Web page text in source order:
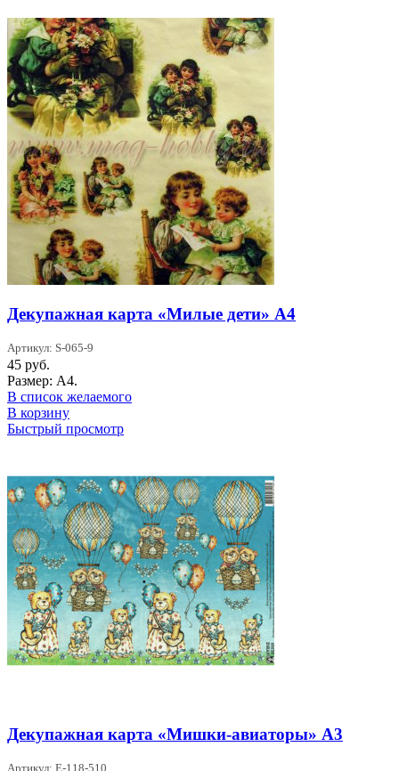
Декупажная карта «Милые дети» А4
Артикул: S-065-9
45 руб.
Размер: А4.
В список желаемого
В корзину
Быстрый просмотр
Декупажная карта «Мишки-авиаторы» А3
Артикул: Е-118-510